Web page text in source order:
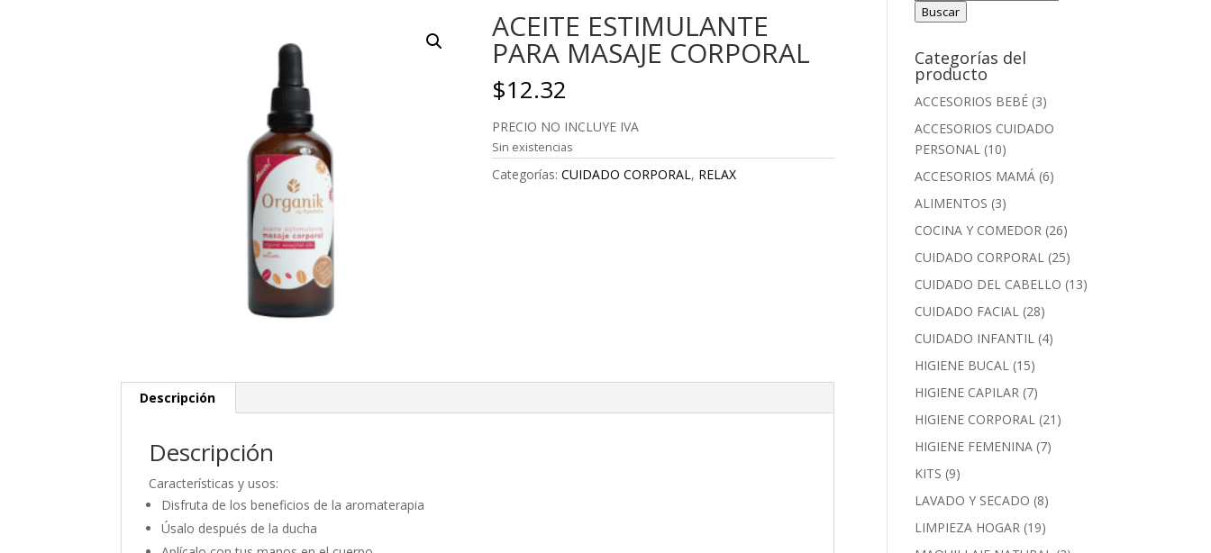
ACEITE ESTIMULANTE
PARA MASAJE CORPORAL
$12.32
PRECIO NO INCLUYE IVA
Sin existencias
Categorías:CUIDADO CORPORAL, RELAX
Descripción
Descripción
Características y usos:
Disfruta de los beneficios de la aromaterapia
Úsalo después de la ducha
por:
Buscar
Categorías del
producto
ACCESORIOS BEBÉ (3)
ACCESORIOS CUIDADO
PERSONAL (10)
ACCESORIOS MAMÁ (6)
ALIMENTOS (3)
COCINA Y COMEDOR (26)
CUIDADO CORPORAL (25)
CUIDADO DEL CABELLO (13)
CUIDADO FACIAL (28)
CUIDADO INFANTIL (4)
HIGIENE BUCAL (15)
HIGIENE CAPILAR (7)
HIGIENE CORPORAL (21)
HIGIENE FEMENINA (7)
KITS (9)
LAVADO Y SECADO (8)
LIMPIEZA HOGAR (19)